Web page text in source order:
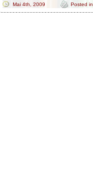
Mai 4th, 2009 Posted in